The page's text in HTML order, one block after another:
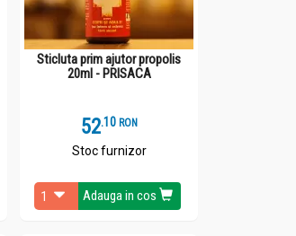
Sticluta prim ajutor propolis
20ml - PRISACA
52.1 RON
Stoc furnizor
Adauga in cos